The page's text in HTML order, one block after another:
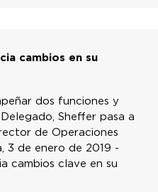
cambios en su
dos funciones y
Sheffer pasa a
de Operaciones
3 de enero de 2019 -
cambios clave en su